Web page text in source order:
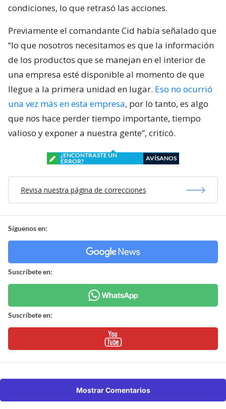
condiciones, lo que retrasó las acciones.
Previamente el comandante Cid había señalado que
“lo que nosotros necesitamos es que la información
de los productos que se manejan en el interior de
una empresa esté disponible al momento de que
llegue a la primera unidad en lugar. Eso no ocurrió
una vez más en esta empresa, por lo tanto, es algo
que nos hace perder tiempo importante, tiempo
valioso y exponer a nuestra gente”, criticó.
¿ENCONTRASTE UN
ERROR?
AVÍSANOS
Revisa nuestra página de correcciones
Síguenos en:
Suscríbete en:
Suscríbete en:
Mostrar Comentarios